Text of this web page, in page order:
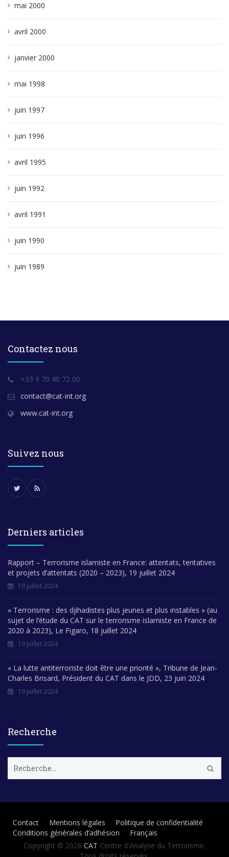
mai 2000
avril 2000
janvier 2000
mai 1998
juin 1997
juin 1996
avril 1995
juin 1992
avril 1991
juin 1990
juin 1989
Contactez nous
+33 9 70 40 72 00
contact@cat-int.org
www.cat-int.org
Suivez nous
Derniers articles
Rapport – Terrorisme islamiste en France: attentats, tentatives
et projets d’attentats (2020 – 2023), 19 juillet 2024
19 juillet 2024
« Terrorisme : des djihadistes plus jeunes et plus instables » (au
sujet de l’étude du CAT sur le terrorisme islamiste en France de
2020 à 2023), Le Figaro, 18 juillet 2024
19 juillet 2024
« La lutte antiterroriste doit être une priorité », Tribune de Jean-
Charles Brisard, Président du CAT dans le JDD, 23 juin 2024
19 juillet 2024
Recherche
c
e
Contact Mentions légales
Politique de confidentialité
Conditions générales d’adhésion
Français
Copyright © 2026 CAT Centre d'Analyse du Terrorisme.